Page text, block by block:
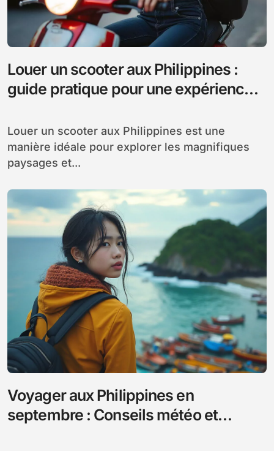
Louer un scooter aux Philippines :
guide pratique pour une expérience
Louer un scooter aux Philippines est une
manière idéale pour explorer les magnifiques
paysages et...
Voyager aux Philippines en
septembre : Conseils météo et